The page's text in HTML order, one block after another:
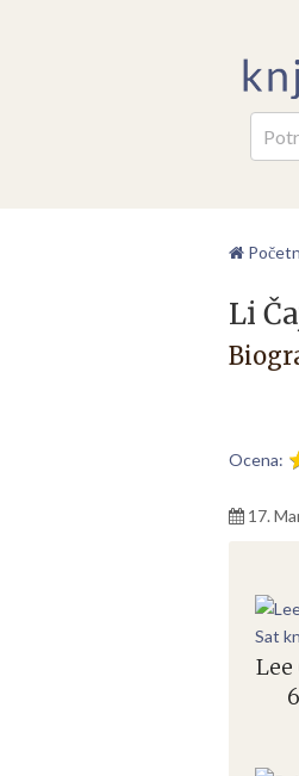
Li
Ocena:
17.